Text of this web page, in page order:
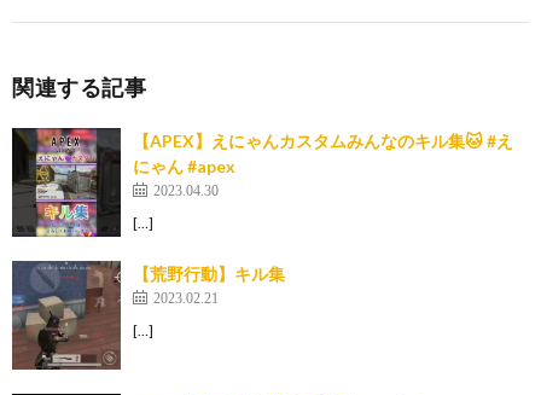
関連する記事
【APEX】えにゃんカスタムみんなのキル集🐱 #え
にゃん #apex
2023.04.30
[…]
【荒野行動】キル集
2023.02.21
[…]